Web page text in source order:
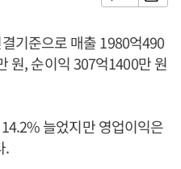
기준으로 매출 1980억490
원, 순이익 307억1400만 원
늘었지만 영업이익은
.